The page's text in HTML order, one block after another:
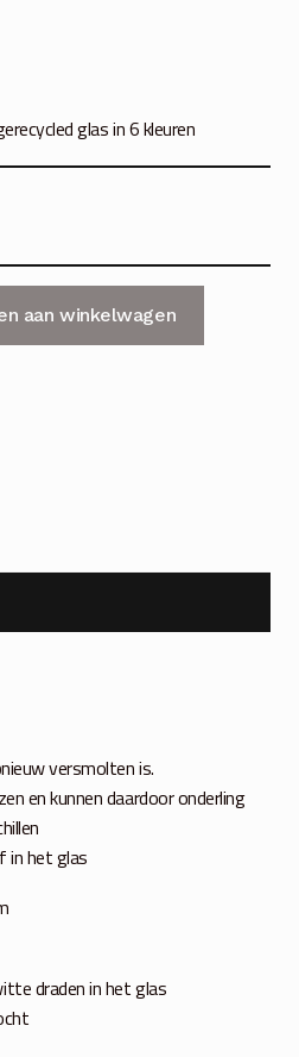
glas in 6 kleuren
aan winkelwagen
versmolten is.
en kunnen daardoor onderling
in het glas
draden in het glas